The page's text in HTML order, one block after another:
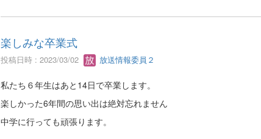
楽しみな卒業式
投稿日時 : 2023/03/02 放送情報委員２
私たち６年生はあと14日で卒業します。
楽しかった6年間の思い出は絶対忘れません
中学に行っても頑張ります。